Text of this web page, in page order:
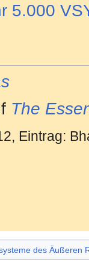
5.000
The
Eintrag:
des Äußeren